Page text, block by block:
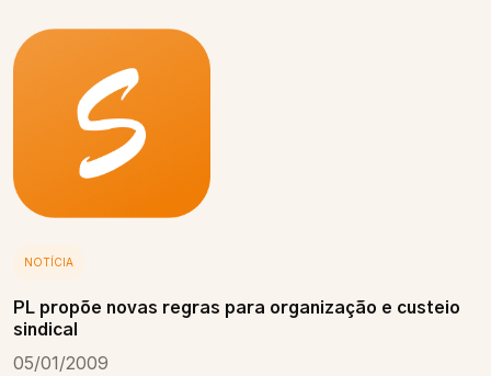
NOTÍCIA
PL propõe novas regras para organização e custeio
sindical
05/01/2009